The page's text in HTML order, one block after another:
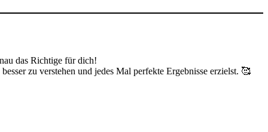
das Richtige für dich!
zu verstehen und jedes Mal perfekte Ergebnisse erzielst. 🥰